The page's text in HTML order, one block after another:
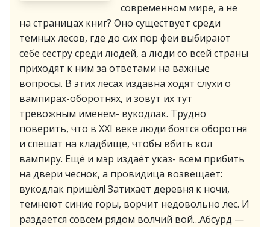
современном мире, а не
на страницах книг? Оно существует среди
темных лесов, где до сих пор феи выбирают
себе сестру среди людей, а люди со всей страны
приходят к ним за ответами на важные
вопросы. В этих лесах издавна ходят слухи о
вампирах-оборотнях, и зовут их тут
тревожным именем- вукодлак. Трудно
поверить, что в XXI веке люди боятся оборотня
и спешат на кладбище, чтобы вбить кол
вампиру. Ещё и мэр издаёт указ- всем прибить
на двери чеснок, а провидица возвещает:
вукодлак пришёл! Затихает деревня к ночи,
темнеют синие горы, ворчит недовольно лес. И
раздается совсем рядом волчий вой…Абсурд —